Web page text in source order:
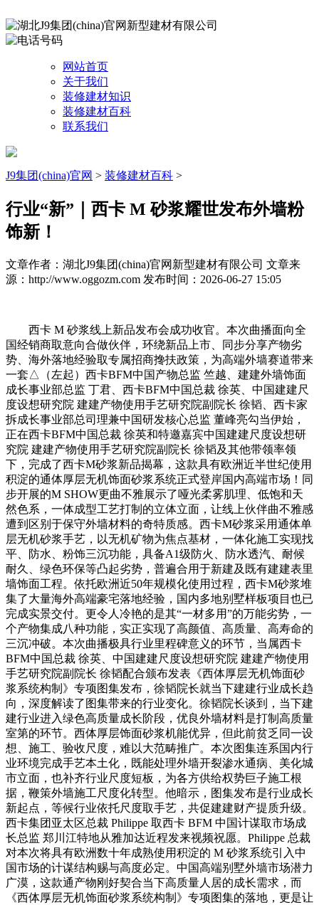
网站首页
关于我们
装修建材知识
装修建材百科
联系我们
J9集团(china)官网 > 装修建材百科 >
行业“新”｜西卡 M 砂浆耀世发布外墙粉
饰新！
文章作者：湖北J9集团(china)官网新型建材有限公司 文章来
源：http://www.oggozm.com 发布时间：2026-06-27 15:05
西卡 M 砂浆线上新品发布会成功收官。本次曲播面向全
国经销商取意向合做伙伴，环绕新品上市、同步分享产物劣
势、海外落地经验取专属招商搀扶政策，为高端外墙赛道带来
一套△（左起）西卡BFM中国产物总监 竺越、建建外墙饰面
成长事业部总监 丁君、西卡BFM中国总裁 徐英、中国建建尺
度设想研究院 建建产物使用手艺研究院副院长 徐韬、西卡家
拆成长事业部总司理兼中国研发核心总监 董峰亮勾当伊始，
正在西卡BFM中国总裁 徐英和特邀嘉宾中国建建尺度设想研
究院 建建产物使用手艺研究院副院长 徐韬及其他带领率领
下，完成了西卡M砂浆新品揭幕，这款具有欧洲近半世纪使用
积淀的通体厚层无机饰面砂浆系统正式登岸国内高端市场！同
步开展的M SHOW更曲不雅展示了哑光柔雾肌理、低饱和天
然色系，一体成型工艺打制的立体立面，让线上伙伴曲不雅感
遭到区别于保守外墙材料的奇特质感。西卡M砂浆采用通体单
层无机砂浆手艺，以无机矿物为焦点基材，一体化施工实现找
平、防水、粉饰三沉功能，具备A1级防火、防水透汽、耐候
耐久、绿色环保等凸起劣势，普遍合用于新建及既有建建表里
墙饰面工程。依托欧洲近50年规模化使用过程，西卡M砂浆堆
集了大量海外高端豪宅落地经验，国内多地别墅样板项目也已
完成实景交付。更令人冷艳的是其“一材多用”的万能劣势，一
个产物集成八种功能，实正实现了高颜值、高质量、高寿命的
三沉冲破。本次曲播极具行业里程碑意义的环节，当属西卡
BFM中国总裁 徐英、中国建建尺度设想研究院 建建产物使用
手艺研究院副院长 徐韬配合颁布发表《西体厚层无机饰面砂
浆系统构制》专项图集发布，徐韬院长就当下建建行业成长趋
向，深度解读了图集带来的行业变化。徐韬院长谈到，当下建
建行业进入绿色高质量成长阶段，优良外墙材料是打制高质量
室第的环节。西体厚层饰面砂浆机能优异，但此前贫乏同一设
想、施工、验收尺度，难以大范畴推广。本次图集连系国内行
业环境完成手艺本土化，既能处理外墙开裂渗水通病、美化城
市立面，也补齐行业尺度短板，为各方供给权势巨子施工根
据，鞭策外墙施工尺度化转型。他暗示，图集发布是行业成长
新起点，等候行业依托尺度取手艺，共促建建财产提质升级。
西卡集团亚太区总裁 Philippe 取西卡 BFM 中国计谋取市场成
长总监 郑川江特地从雅加达近程发来视频祝愿。Philippe 总裁
对本次将具有欧洲数十年成熟使用积淀的 M 砂浆系统引入中
国市场的计谋结构赐与高度必定。中国高端别墅外墙市场潜力
广漠，这款通产物刚好契合当下高质量人居的成长需求，而
《西体厚层无机饰面砂浆系统构制》专项图集的落地，更是让